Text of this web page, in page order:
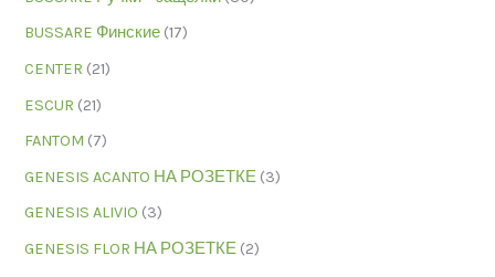
BUSSARE Финские (17)
CENTER (21)
ESCUR (21)
FANTOM (7)
GENESIS ACANTO НА РОЗЕТКЕ (3)
GENESIS ALIVIO (3)
GENESIS FLOR НА РОЗЕТКЕ (2)